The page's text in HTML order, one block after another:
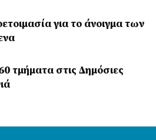
για το άνοιγμα των
τμήματα στις Δημόσιες